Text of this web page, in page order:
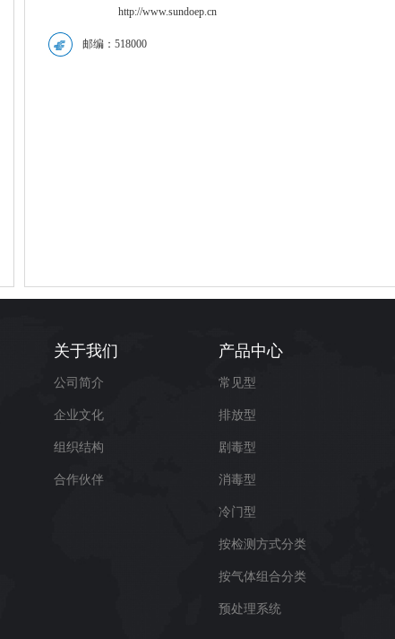
http://www.sundoep.cn
邮编：518000
关于我们
公司简介
企业文化
组织结构
合作伙伴
产品中心
常见型
排放型
剧毒型
消毒型
冷门型
按检测方式分类
按气体组合分类
预处理系统